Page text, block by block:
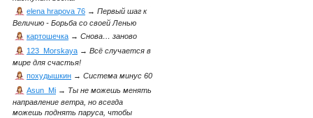
elena hrapova 76 → Первый шаг к
Величию - Борьба со своей Ленью
картошечка → Снова… заново
123_Morskaya → Всё случается в
мире для счастья!
похудышкин → Система минус 60
Asun_Mi → Ты не можешь менять
направление ветра, но всегда
можешь поднять паруса, чтобы